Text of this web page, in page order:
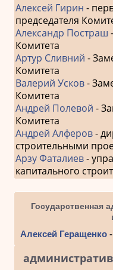
Алексей Гирин -
председателя
Александр Постраш
Комитета
Артур Сливний -
Комитета
Валерий Усков-
Комитета
Андрей Полевой -
Комитета
Андрей Алферов-
строительными
Арзу Фаталиев-
капитального
Государственная
Алексей Геращенко-